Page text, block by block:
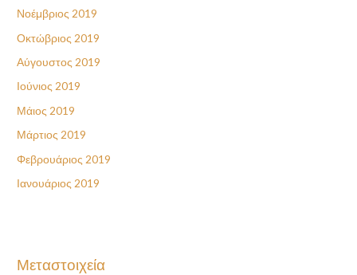
Νοέμβριος 2019
Οκτώβριος 2019
Αύγουστος 2019
Ιούνιος 2019
Μάιος 2019
Μάρτιος 2019
Φεβρουάριος 2019
Ιανουάριος 2019
Μεταστοιχεία